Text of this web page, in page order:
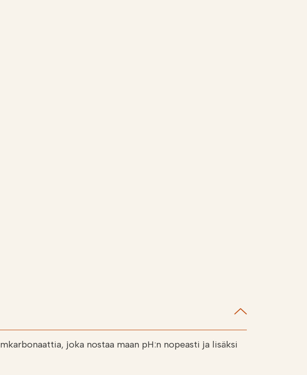
joka nostaa maan pH:n nopeasti ja lisäksi